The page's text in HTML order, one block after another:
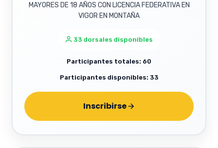
MAYORES DE 18 AÑOS CON LICENCIA FEDERATIVA EN
VIGOR EN MONTAÑA
33 dorsales disponibles
Participantes totales: 60
Participantes disponibles: 33
Inscribirse